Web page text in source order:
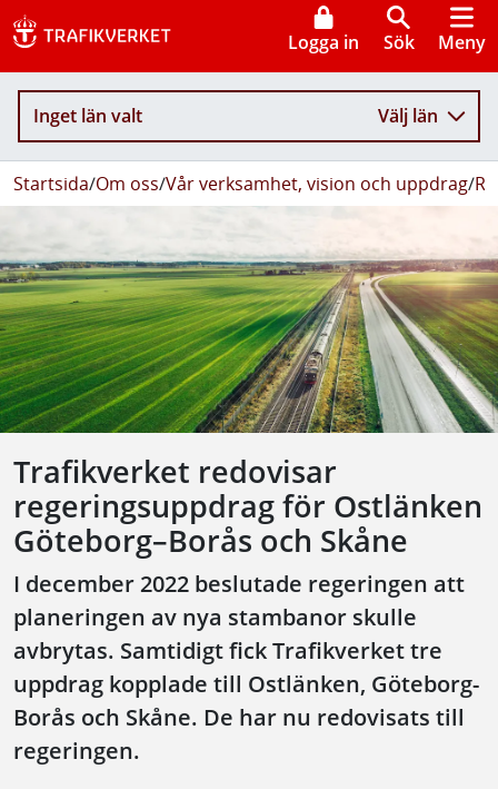
Logga in Sök Meny
Inget län valt Välj län
Startsida/Om oss/Vår verksamhet, vision och uppdrag/
Trafikverket redovisar
regeringsuppdrag för Ostlänken
Göteborg–Borås och Skåne
I december 2022 beslutade regeringen att
planeringen av nya stambanor skulle
avbrytas. Samtidigt fick Trafikverket tre
uppdrag kopplade till Ostlänken, Göteborg-
Borås och Skåne. De har nu redovisats till
regeringen.